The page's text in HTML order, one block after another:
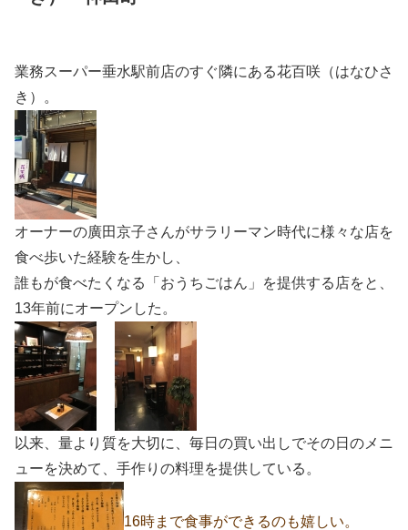
業務スーパー垂水駅前店のすぐ隣にある花百咲（はなひさ
き）。
オーナーの廣田京子さんがサラリーマン時代に様々な店を
食べ歩いた経験を生かし、
誰もが食べたくなる「おうちごはん」を提供する店をと、
13年前にオープンした。
以来、量より質を大切に、毎日の買い出しでその日のメニ
ューを決めて、手作りの料理を提供している。
16時まで食事ができるのも嬉しい。